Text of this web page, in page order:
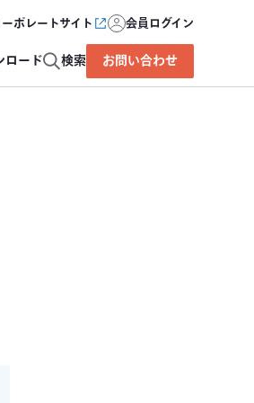
ーポレートサイト 会員ログイン
ロード 検索 お問い合わせ